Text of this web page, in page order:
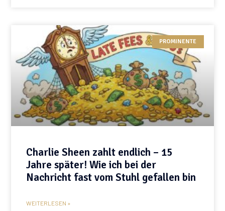
PROMINENTE
Charlie Sheen zahlt endlich – 15
Jahre später! Wie ich bei der
Nachricht fast vom Stuhl gefallen bin
WEITERLESEN »